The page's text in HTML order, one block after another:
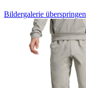
Bildergalerie überspringen